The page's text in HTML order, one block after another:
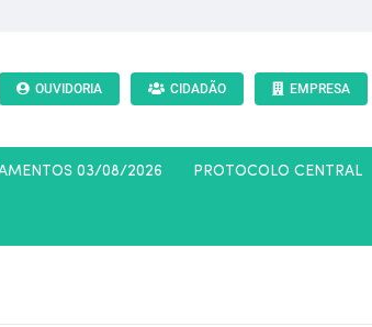
OUVIDORIA CIDADÃO EMPRESA
03/08/2026 PROTOCOLO CENTRAL